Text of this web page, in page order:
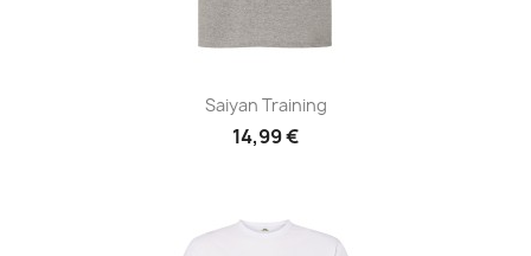
Saiyan Training
14,99 €